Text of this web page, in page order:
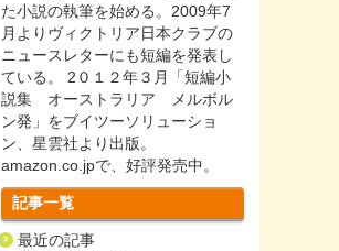
た小説の執筆を始める。2009年7
月よりヴィクトリア日本クラブの
ニュースレターにも短編を発表し
ている。 2０１２年３月「短編小
説集 オーストラリア メルボル
ン発」をブイツーソリューショ
ン、星雲社より出版。
amazon.co.jpで、好評発売中。
記事一覧
最近の記事